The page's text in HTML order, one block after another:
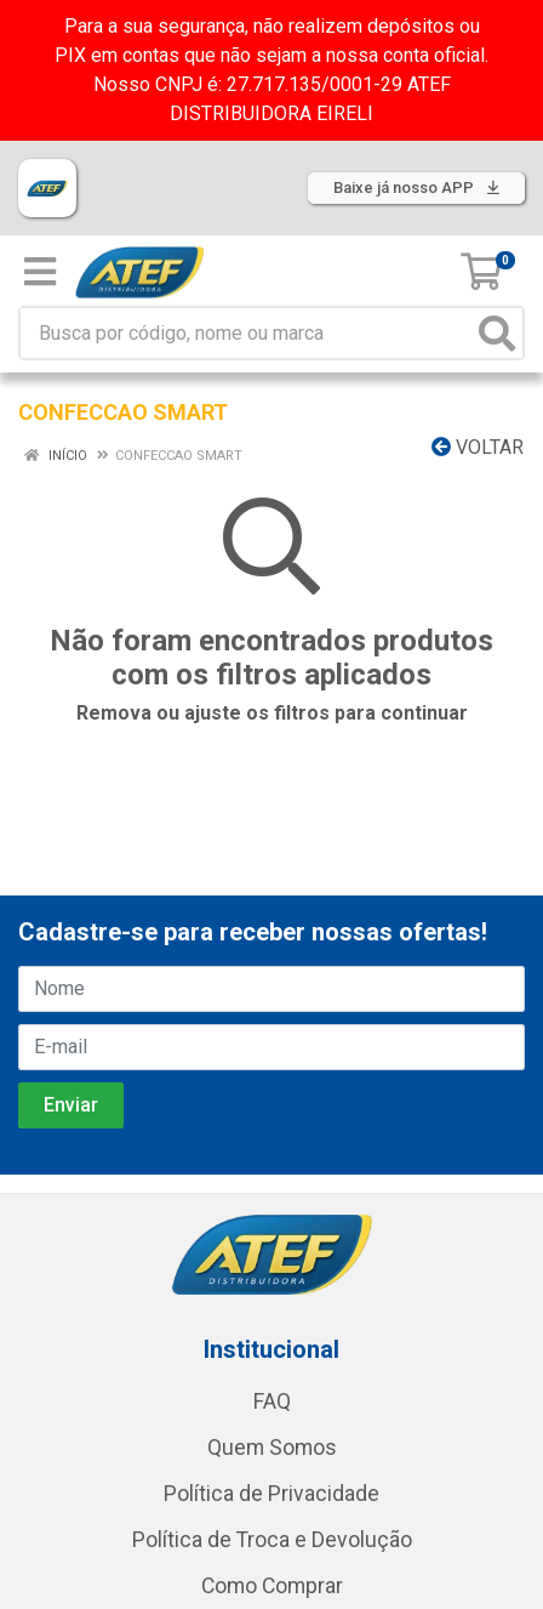
Para a sua segurança, não realizem depósitos ou
PIX em contas que não sejam a nossa conta oficial.
Nosso CNPJ é: 27.717.135/0001-29 ATEF
DISTRIBUIDORA EIRELI
Baixe já nosso APP
0
CONFECCAO SMART
VOLTAR
INÍCIO CONFECCAO SMART
Não foram encontrados produtos
com os filtros aplicados
Remova ou ajuste os filtros para continuar
Cadastre-se para receber nossas ofertas!
Institucional
FAQ
Quem Somos
Política de Privacidade
Política de Troca e Devolução
Como Comprar